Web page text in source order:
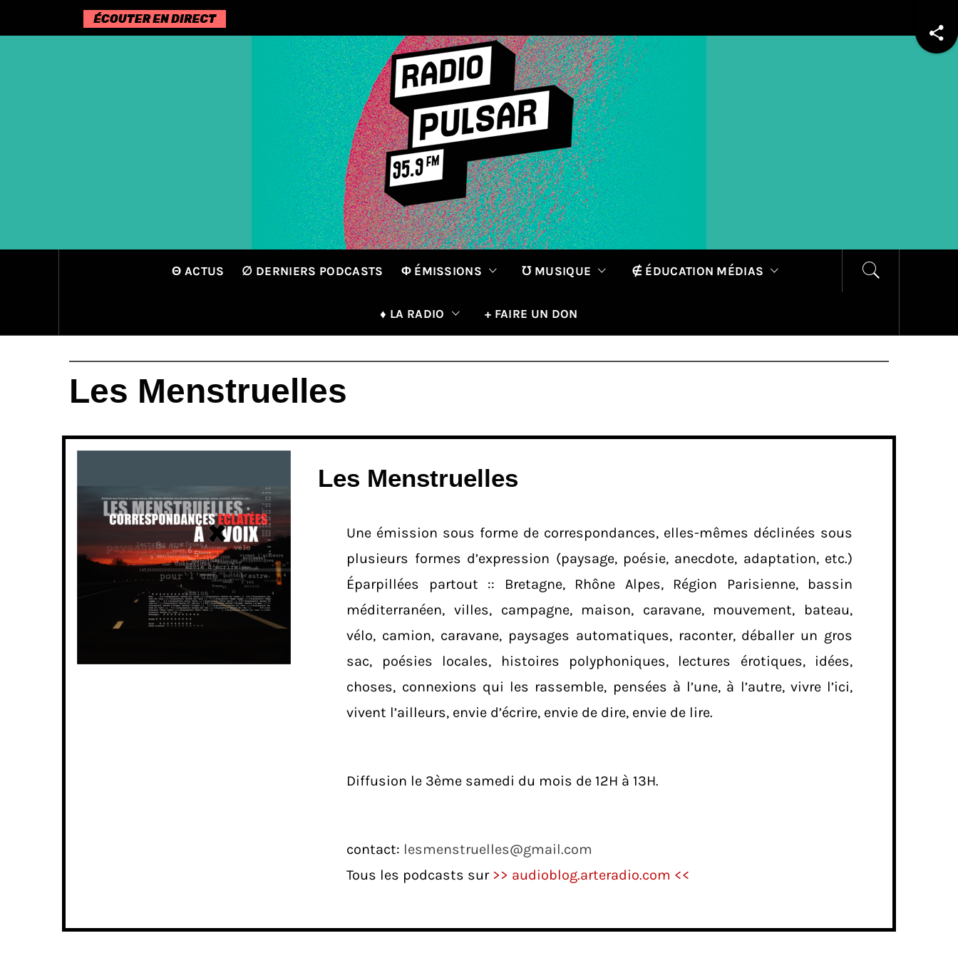
Θ ACTUS ∅ DERNIERS PODCASTS Φ ÉMISSIONS ℧ MUSIQUE ∉ ÉDUCATION MÉDIAS
♦ LA RADIO + FAIRE UN DON
Les Menstruelles
Les Menstruelles
Une émission sous forme de correspondances, elles-mêmes déclinées sous
plusieurs formes d’expression (paysage, poésie, anecdote, adaptation, etc.)
Éparpillées partout :: Bretagne, Rhône Alpes, Région Parisienne, bassin
méditerranéen, villes, campagne, maison, caravane, mouvement, bateau,
vélo, camion, caravane, paysages automatiques, raconter, déballer un gros
sac, poésies locales, histoires polyphoniques, lectures érotiques, idées,
choses, connexions qui les rassemble, pensées à l’une, à l’autre, vivre l’ici,
vivent l’ailleurs, envie d’écrire, envie de dire, envie de lire.
Diffusion le 3ème samedi du mois de 12H à 13H.
contact: lesmenstruelles@gmail.com
Tous les podcasts sur >> audioblog.arteradio.com <<